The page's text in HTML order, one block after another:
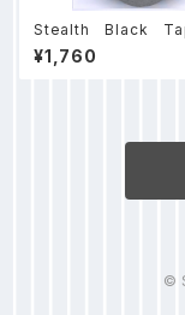
Stealth Black
¥1,760
©